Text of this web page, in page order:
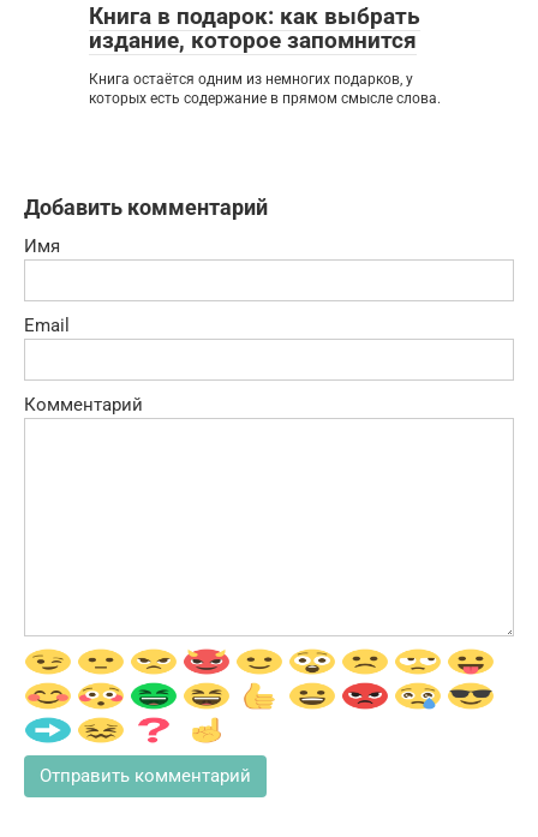
Книга в подарок: как выбрать
издание, которое запомнится
Книга остаётся одним из немногих подарков, у
которых есть содержание в прямом смысле слова.
Добавить комментарий
Имя
Email
Комментарий